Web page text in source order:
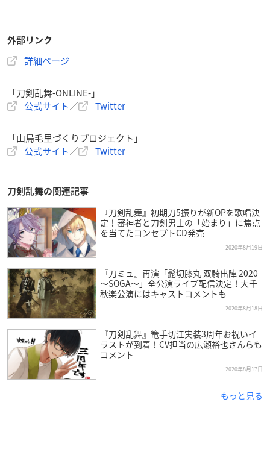
外部リンク
詳細ページ
「刀剣乱舞-ONLINE-」
公式サイト／ Twitter
「山鳥毛里づくりプロジェクト」
公式サイト／ Twitter
刀剣乱舞の関連記事
『刀剣乱舞』初期刀5振りが新OPを歌唱決
定！審神者と刀剣男士の「始まり」に焦点
を当てたコンセプトCD発売
2020年8月19日
『刀ミュ』再演「髭切膝丸 双騎出陣 2020
～SOGA～」全公演ライブ配信決定！大千
秋楽公演にはキャストコメントも
2020年8月18日
『刀剣乱舞』篭手切江実装3周年お祝いイ
ラストが到着！CV担当の広瀬裕也さんらも
コメント
2020年8月17日
もっと見る